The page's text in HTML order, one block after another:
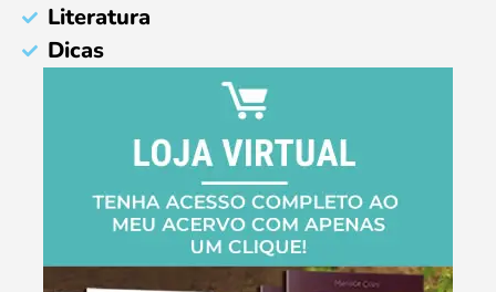
Literatura
Dicas